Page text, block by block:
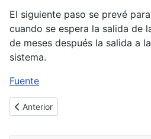
El siguiente paso se prevé
cuando se espera la salida de
de meses después la salida a
sistema.
Fuente
Artículo anterior: IE 10 incluye Do
Anterior